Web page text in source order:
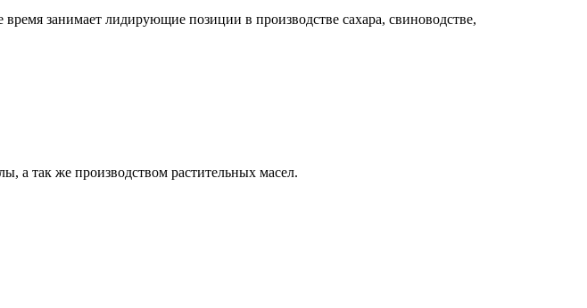
занимает лидирующие позиции в производстве сахара, свиноводстве,
а так же производством растительных масел.